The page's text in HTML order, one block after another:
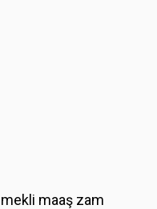
maaş zam